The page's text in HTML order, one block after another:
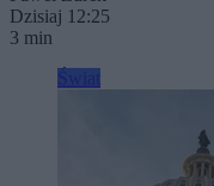
Dzisiaj 12:25
3 min